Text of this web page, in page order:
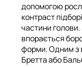
допомогою
контраст
частини
впорається
форми. Одним з
Бретта або